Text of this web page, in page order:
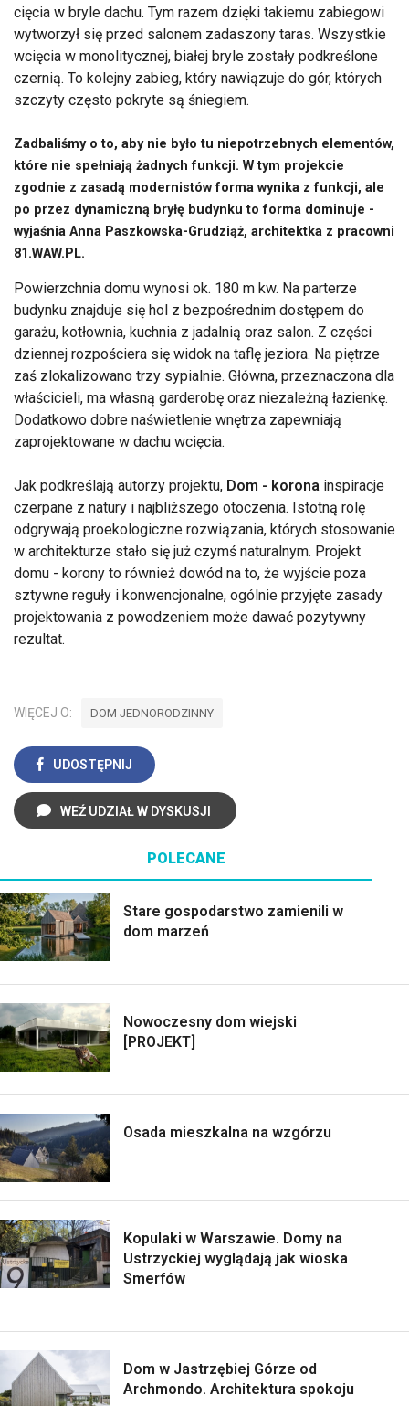
cięcia w bryle dachu. Tym razem dzięki takiemu zabiegowi
wytworzył się przed salonem zadaszony taras. Wszystkie
wcięcia w monolitycznej, białej bryle zostały podkreślone
czernią. To kolejny zabieg, który nawiązuje do gór, których
szczyty często pokryte są śniegiem.
Zadbaliśmy o to, aby nie było tu niepotrzebnych elementów,
które nie spełniają żadnych funkcji. W tym projekcie
zgodnie z zasadą modernistów forma wynika z funkcji, ale
po przez dynamiczną bryłę budynku to forma dominuje -
wyjaśnia Anna Paszkowska-Grudziąż, architektka z pracowni
81.WAW.PL.
Powierzchnia domu wynosi ok. 180 m kw. Na parterze
budynku znajduje się hol z bezpośrednim dostępem do
garażu, kotłownia, kuchnia z jadalnią oraz salon. Z części
dziennej rozpościera się widok na taflę jeziora. Na piętrze
zaś zlokalizowano trzy sypialnie. Główna, przeznaczona dla
właścicieli, ma własną garderobę oraz niezależną łazienkę.
Dodatkowo dobre naświetlenie wnętrza zapewniają
zaprojektowane w dachu wcięcia.
Jak podkreślają autorzy projektu, Dom - korona inspiracje
czerpane z natury i najbliższego otoczenia. Istotną rolę
odgrywają proekologiczne rozwiązania, których stosowanie
w architekturze stało się już czymś naturalnym. Projekt
domu - korony to również dowód na to, że wyjście poza
sztywne reguły i konwencjonalne, ogólnie przyjęte zasady
projektowania z powodzeniem może dawać pozytywny
rezultat.
WIĘCEJ O: DOM JEDNORODZINNY
UDOSTĘPNIJ
WEŹ UDZIAŁ W DYSKUSJI
POLECANE
Stare gospodarstwo zamienili w
dom marzeń
Nowoczesny dom wiejski
[PROJEKT]
Osada mieszkalna na wzgórzu
Kopulaki w Warszawie. Domy na
Ustrzyckiej wyglądają jak wioska
Smerfów
Dom w Jastrzębiej Górze od
Archmondo. Architektura spokoju